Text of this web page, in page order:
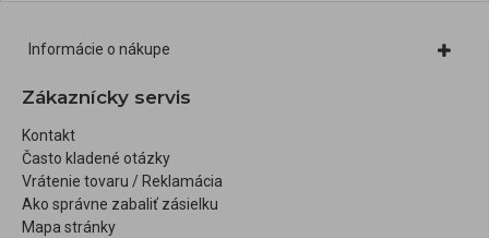
Informácie o nákupe
Zákaznícky servis
Kontakt
Často kladené otázky
Vrátenie tovaru / Reklamácia
Ako správne zabaliť zásielku
Mapa stránky